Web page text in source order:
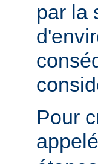
par la
Pour